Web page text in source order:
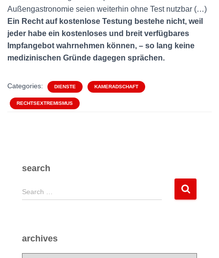
Außengastronomie seien weiterhin ohne Test nutzbar (…)
Ein Recht auf kostenlose Testung bestehe nicht, weil
jeder habe ein kostenloses und breit verfügbares
Impfangebot wahrnehmen können, – so lang keine
medizinischen Gründe dagegen sprächen.
Categories: DIENSTE KAMERADSCHAFT
RECHTSEXTREMISMUS
search
S
e
h
f
Search …
archives